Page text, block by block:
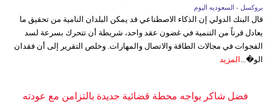
بروكسل - السعوديه اليوم
قال البنك الدولي إن الذكاء الاصطناعي قد يمكن البلدان النامية من تحقيق ما
يعادل قرناً من التنمية في غضون عقد واحد، شريطة أن تتحرك بسرعة لسد
الفجوات في مجالات الطاقة والاتصال والمهارات. وخلص التقرير إلى أن فقدان
الو�... المزيد
فضل شاكر يواجه محطة قضائية جديدة بالتزامن مع عودته